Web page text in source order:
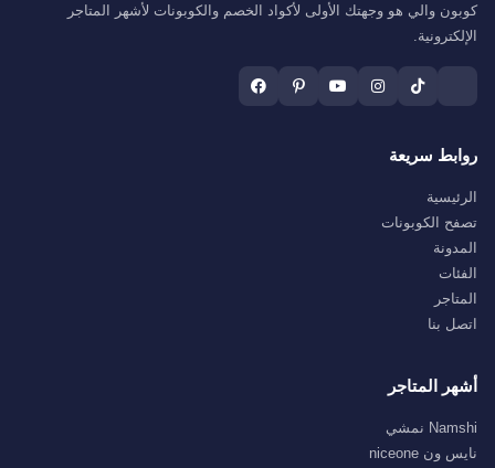
كوبون والي هو وجهتك الأولى لأكواد الخصم والكوبونات لأشهر المتاجر
الإلكترونية.
روابط سريعة
الرئيسية
تصفح الكوبونات
المدونة
الفئات
المتاجر
اتصل بنا
أشهر المتاجر
Namshi نمشي
نايس ون niceone